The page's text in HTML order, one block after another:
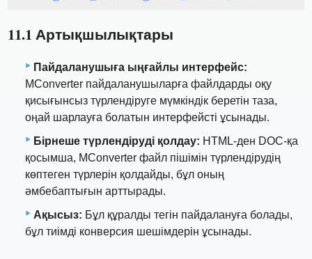
11.1 Артықшылықтары
Пайдаланушыға ыңғайлы интерфейс:
MConverter пайдаланушыларға файлдарды оқу
қисығынсыз түрлендіруге мүмкіндік беретін таза,
оңай шарлауға болатын интерфейсті ұсынады.
Бірнеше түрлендіруді қолдау: HTML-ден DOC-қа
қосымша, MConverter файл пішімін түрлендірудің
көптеген түрлерін қолдайды, бұл оның
әмбебаптығын арттырады.
Ақысыз: Бұл құралды тегін пайдалануға болады,
бұл тиімді конверсия шешімдерін ұсынады.